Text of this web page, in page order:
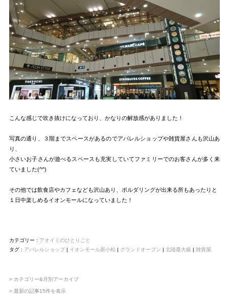
こんな感じで吹き抜けになっており、かなりの解放感がありました！
写真の通り、３階までスペースがあるのでアパレルショップや雑貨屋さんも沢山あ
り、
小さいお子さんが遊べるスペースも充実していてファミリーでのお客さんが多く来
ていました(^^)
その他では飲食店やカフェなども沢山あり、ボルダリングが出来る所もあったりと
１日中楽しめるイオンモールになっていました！
カテゴリー : アオイミのひとりごと
タグ : アパレルショップ| イオンモール新小松| グランドオープン | 北陸最大級 | 雑貨屋
> カテゴリー&月別アーカイブ
> 最新の記事15件を表示